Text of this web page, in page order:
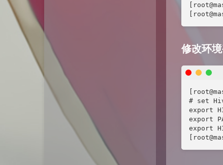
修改环
# set
export
export
export